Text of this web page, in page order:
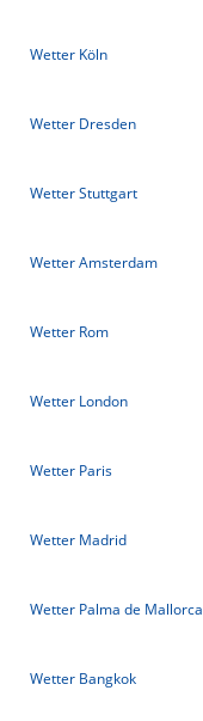
Wetter Köln
Wetter Dresden
Wetter Stuttgart
Wetter Amsterdam
Wetter Rom
Wetter London
Wetter Paris
Wetter Madrid
Wetter Palma de Mallorca
Wetter Bangkok